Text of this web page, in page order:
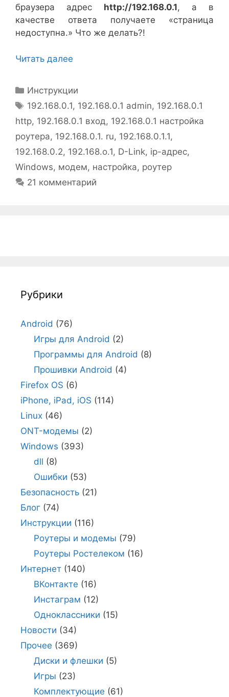
браузера адрес http://192.168.0.1, а в
качестве ответа получаете «страница
недоступна.» Что же делать?!
Читать далее
Рубрики
Инструкции
Метки
192.168.0.1, 192.168.0.1 admin, 192.168.0.1
http, 192.168.0.1 вход, 192.168.0.1 настройка
роутера, 192.168.0.1. ru, 192.168.0.1.1,
192.168.0.2, 192.168.o.1, D-Link, ip-адрес,
Windows, модем, настройка, роутер
21 комментарий
Рубрики
Android (76)
Игры для Android (2)
Программы для Android (8)
Прошивки Android (4)
Firefox OS (6)
iPhone, iPad, iOS (114)
Linux (46)
ONT-модемы (2)
Windows (393)
dll (8)
Ошибки (53)
Безопасность (21)
Блог (74)
Инструкции (116)
Роутеры и модемы (79)
Роутеры Ростелеком (16)
Интернет (140)
ВКонтакте (16)
Инстаграм (12)
Одноклассники (15)
Новости (34)
Прочее (369)
Диски и флешки (5)
Игры (23)
Комплектующие (61)